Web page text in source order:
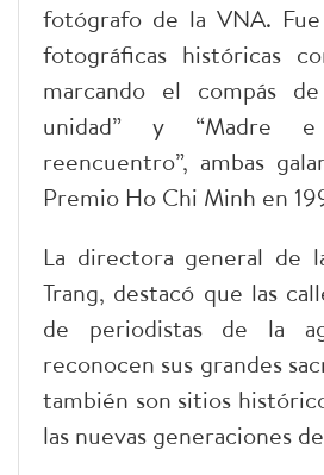
fotógrafo de la VNA.
fotográficas históricas
marcando el compás
unidad” y
reencuentro”, ambas
Premio Ho Chi Minh en
La directora general de
Trang, destacó que las
de periodistas de la
reconocen sus grandes
también son sitios
las nuevas generaciones